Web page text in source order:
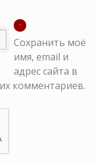
Сохранить моё
имя, email и
адрес сайта в
комментариев.